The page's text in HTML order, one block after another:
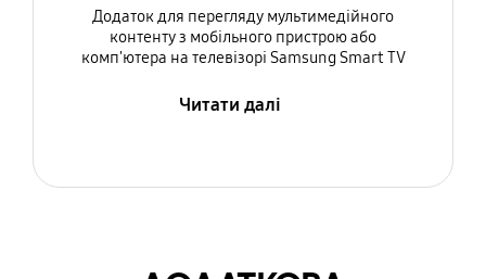
Додаток для перегляду мультимедійного
контенту з мобільного пристрою або
комп'ютера на телевізорі Samsung Smart TV
Читати далі